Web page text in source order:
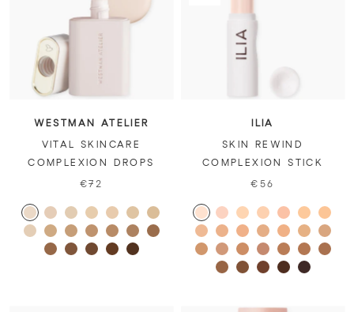
WESTMAN ATELIER
VITAL SKINCARE
COMPLEXION DROPS
€72
ILIA
SKIN REWIND
COMPLEXION STICK
€56